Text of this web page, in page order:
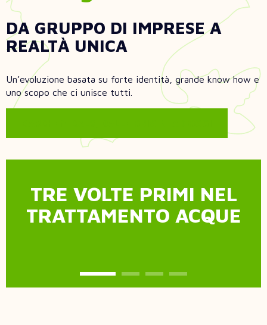
DA GRUPPO DI IMPRESE A
REALTÀ UNICA
Un’evoluzione basata su forte identità, grande know how e
uno scopo che ci unisce tutti.
TRE VOLTE PRIMI NEL
TRATTAMENTO ACQUE